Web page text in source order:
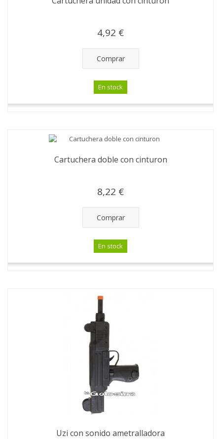
4,92 €
Comprar
En stock
Cartuchera doble con cinturon
8,22 €
Comprar
En stock
Uzi con sonido ametralladora